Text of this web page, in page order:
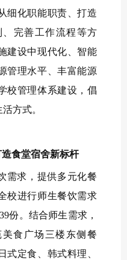
细化职能职责、打造
完善工作流程等方
建设中现代化、智能
管理水平、丰富能源
校管理体系建设，倡
方式。
食堂宿舍新标杆
需求，提供多元化餐
校进行师生餐饮需求
份。结合师生需求，
食广场三楼东侧餐
式定食、韩式料理、